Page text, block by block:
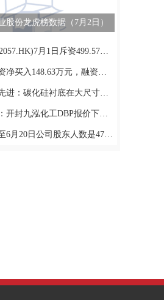
股份龙虎榜数据（7月2日）
中通快递-W(02057.HK)7月1日斥资499.57万美元回购21.78万股_资讯
华明装备：融资净买入148.63万元，融资余额3.42亿元
快资讯丨天岳先进：碳化硅衬底在大尺寸化、高效率应用方向有较好发展空间 正围绕该方向持续优化产品布局
PriceSeek提醒：开封九泓化工DBP报价下调100元/吨
中宠股份：截至6月20日公司股东人数是47243 新动态